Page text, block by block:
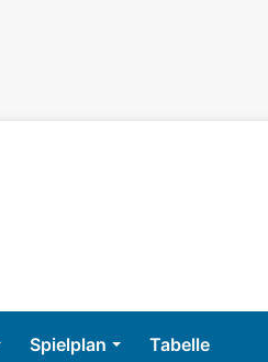
Spielplan Tabelle